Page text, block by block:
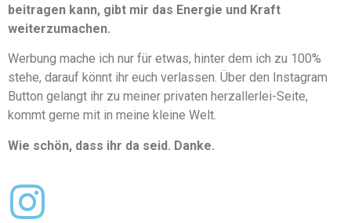
beitragen kann, gibt mir das Energie und Kraft
weiterzumachen.
Werbung mache ich nur für etwas, hinter dem ich zu 100%
stehe, darauf könnt ihr euch verlassen. Über den Instagram
Button gelangt ihr zu meiner privaten herzallerlei-Seite,
kommt gerne mit in meine kleine Welt.
Wie schön, dass ihr da seid. Danke.